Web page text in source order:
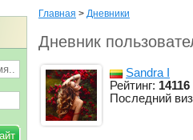
Главная > Дневники
Дневник
Sandra I
Рейтинг: 14116
Последний